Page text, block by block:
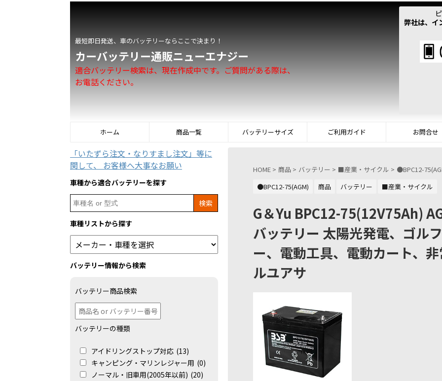
最短即日発送、車のバッテリーならここで決まり！
カーバッテリー通販ニューエナジー
適合バッテリー検索は、現在作成中です。ご質問がある際は、
お電話ください。
弊社は、イ
ホーム 商品一覧 バッテリーサイズ ご利用ガイド お問合せ
HOME > 商品 > バッテリー > ■産業・サイクル > ●BPC12-
●BPC12-75(AGM)
商品 バッテリー ■産業・サイクル
G＆Yu BPC12-75(12V75Ah)
バッテリー 太陽光発電、ゴル
ー、電動工具、電動カート、
ルユアサ
「いたずら注文・なりすまし注文」等に
関して、 お客様へ大事なお願い
車種から適合バッテリーを探す
Search
for:
車種リストから探す
バッテリー情報から検索
バッテリー商品検索
バッテリーの種類
アイドリングストップ対応 (13)
キャンピング・マリンレジャー用 (0)
ノーマル・旧車用(2005年以前) (20)